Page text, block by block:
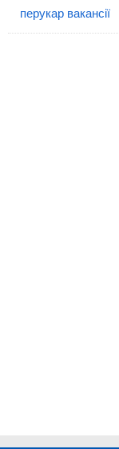
перукар вакансії